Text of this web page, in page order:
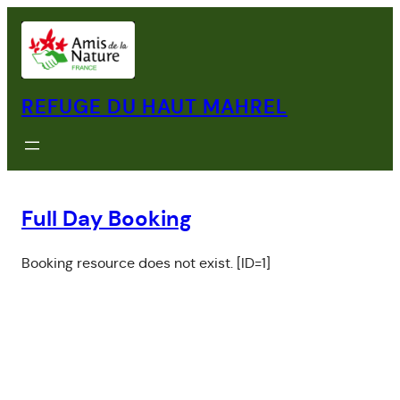
contenu
REFUGE DU HAUT MAHREL
Full Day Booking
Booking resource does not exist. [ID=1]